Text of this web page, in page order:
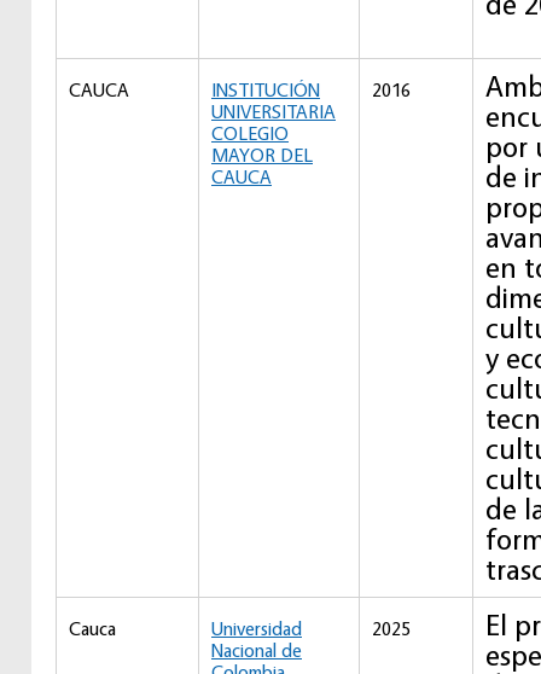
CAUCA
INSTITUCIÓN
UNIVERSITARIA
COLEGIO
MAYOR DEL
CAUCA
2016
por
de
en
y
de
Cauca
Universidad
Nacional de
2025
El